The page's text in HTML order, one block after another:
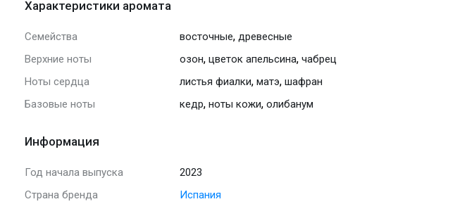
Характеристики аромата
Семейства восточные, древесные
Верхние ноты
озон, цветок апельсина, чабрец
Ноты сердца
листья фиалки, матэ, шафран
Базовые ноты
кедр, ноты кожи, олибанум
Информация
Год начала выпуска
2023
Страна бренда
Испания